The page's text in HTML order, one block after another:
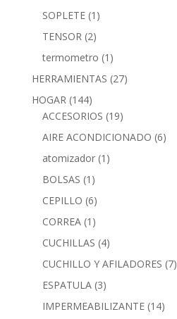
SOPLETE (1)
TENSOR (2)
termometro (1)
HERRAMIENTAS (27)
HOGAR (144)
ACCESORIOS (19)
AIRE ACONDICIONADO (6)
atomizador (1)
BOLSAS (1)
CEPILLO (6)
CORREA (1)
CUCHILLAS (4)
CUCHILLO Y AFILADORES (7)
ESPATULA (3)
IMPERMEABILIZANTE (14)